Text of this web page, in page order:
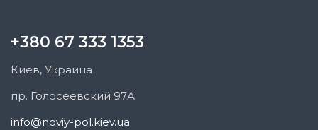
+380 67 333 1353
Киев, Украина
пр. Голосеевский 97А
info@noviy-pol.kiev.ua